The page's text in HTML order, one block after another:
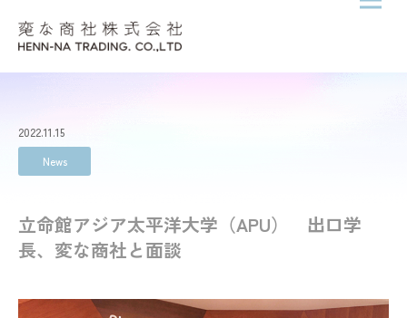
メニ
2022.11.15
News
立命館アジア太平洋大学（APU） 出口学
長、変な商社と面談